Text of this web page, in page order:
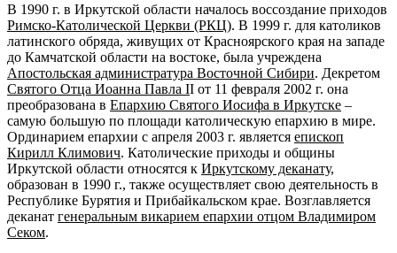
В 1990 г. в Иркутской области началось воссозда­ние приходов
Римско-Католической Церкви (РКЦ). В 1999 г. для католиков
латинского обряда, живущих от Красноярского края на западе
до Камчатской области на востоке, была учреждена
Апостольская администратура Восточной Сибири. Декретом
Святого Отца Иоанна Павла II от 11 февраля 2002 г. она
преобра­зована в Епархию Святого Иосифа в Иркутске –
самую большую по площади католическую епархию в мире.
Ординарием епархии с апреля 2003 г. является епископ
Кирилл Климович. Католические приходы и общины
Иркутской области относятся к Иркутскому деканату,
образован в 1990 г., также осуществляет свою деятельность в
Республике Бурятия и Прибайкальском крае. Возгла­вляется
деканат генеральным викарием епархии отцом Владимиром
Секом.